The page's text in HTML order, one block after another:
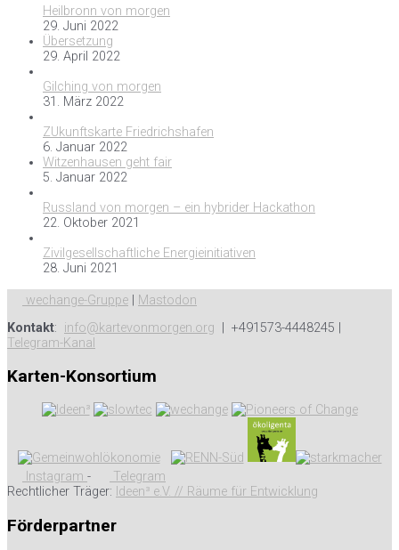
Heilbronn von morgen
29. Juni 2022
Übersetzung
29. April 2022
Gilching von morgen
31. März 2022
ZUkunftskarte Friedrichshafen
6. Januar 2022
Witzenhausen geht fair
5. Januar 2022
Russland von morgen – ein hybrider Hackathon
22. Oktober 2021
Zivilgesellschaftliche Energieinitiativen
28. Juni 2021
wechange-Gruppe
Mastodon
Kontakt: info@kartevonmorgen.org | +491573-4448245 |
Telegram-Kanal
Karten-Konsortium
Instagram -
Telegram
Rechtlicher Träger: Ideen³ e.V. // Räume für Entwicklung
Förderpartner